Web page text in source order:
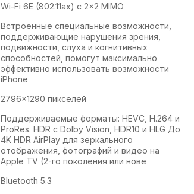
Wi-Fi 6E (802.11ax) с 2x2 MIMO
Встроенные специальные возможности,
поддерживающие нарушения зрения,
подвижности, слуха и когнитивных
способностей, помогут максимально
эффективно использовать возможности
iPhone
2796×1290 пикселей
Поддерживаемые форматы: HEVC, H.264 и
ProRes. HDR с Dolby Vision, HDR10 и HLG До
4K HDR AirPlay для зеркального
отображения, фотографий и видео на
Apple TV (2-го поколения или нове
Bluetooth 5.3